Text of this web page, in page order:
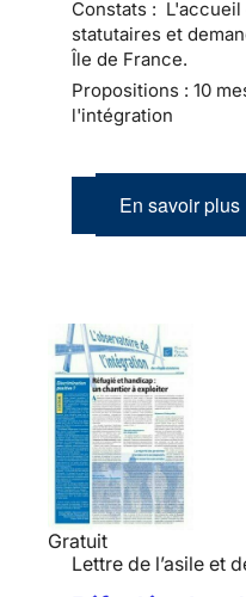
Constats :
statutaires et
Île de France.
Propositions : 10
l'intégration
En savoir plus
Gratuit
Lettre de l’asile et